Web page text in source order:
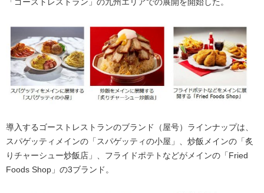
「ゴーストレストラン」の九州エリアでの展開を開始した。
導入するゴーストレストランのブランド（屋号）ラインナップは、
スパゲッティメインの「スパゲッティの小屋」、炒飯メインの「炙
りチャーシュー炒飯店」、フライドポテトなどがメインの「Fried
Foods Shop」の3ブランド。